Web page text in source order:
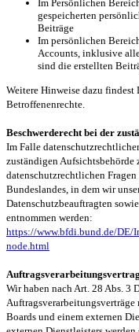
Im Persönlichen
gespeicherten
Beiträge
Im persönlichen
Accounts, inklusive
sind die erstellten
Weitere Hinweise dazu
Betroffenenrechte.
Beschwerderecht bei der
Im Falle
zuständigen Aufsichtsbehörde
datenschutzrechtlichen
Bundeslandes, in dem wir
Datenschutzbeauftragten
entnommen werden:
https://www.bfdi.bund.de/
node.html
Auftragsverarbeitungsvertrag
Wir haben nach Art. 28 Abs. 3
Boards und einem externen